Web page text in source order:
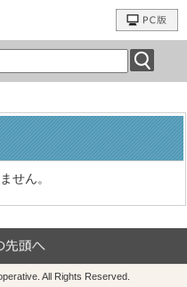
せん。
All Rights Reserved.